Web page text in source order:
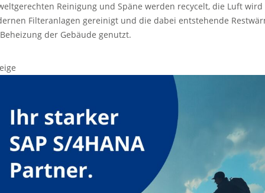
Reinigung und Späne werden recycelt, die Luft
Filteranlagen gereinigt und die dabei entstehende
der Gebäude genutzt.